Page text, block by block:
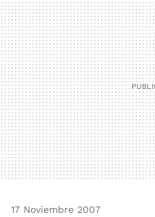
17 Noviembre 2007